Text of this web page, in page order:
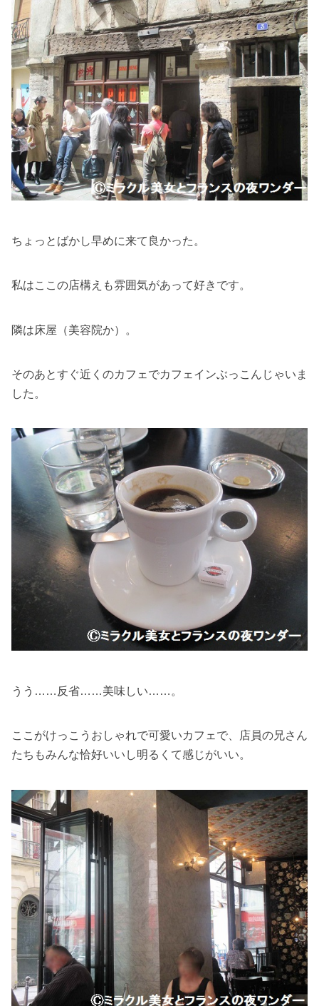
ちょっとばかし早めに来て良かった。
私はここの店構えも雰囲気があって好きです。
隣は床屋（美容院か）。
そのあとすぐ近くのカフェでカフェインぶっこんじゃいま
した。
うう……反省……美味しい……。
ここがけっこうおしゃれで可愛いカフェで、店員の兄さん
たちもみんな恰好いいし明るくて感じがいい。